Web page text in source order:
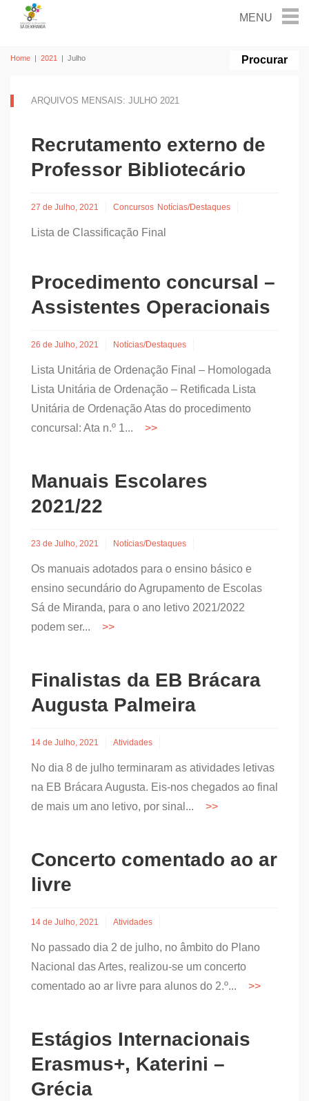
Home | 2021 | Julho
ARQUIVOS MENSAIS: JULHO 2021
Recrutamento externo de
Professor Bibliotecário
27 de Julho, 2021 Concursos Notícias/Destaques
Lista de Classificação Final
Procedimento concursal –
Assistentes Operacionais
26 de Julho, 2021 Notícias/Destaques
Lista Unitária de Ordenação Final – Homologada
Lista Unitária de Ordenação – Retificada Lista
Unitária de Ordenação Atas do procedimento
concursal: Ata n.º 1...
Manuais Escolares
2021/22
23 de Julho, 2021 Notícias/Destaques
Os manuais adotados para o ensino básico e
ensino secundário do Agrupamento de Escolas
Sá de Miranda, para o ano letivo 2021/2022
podem ser...
Finalistas da EB Brácara
Augusta Palmeira
14 de Julho, 2021 Atividades
No dia 8 de julho terminaram as atividades letivas
na EB Brácara Augusta. Eis-nos chegados ao final
de mais um ano letivo, por sinal...
Concerto comentado ao ar
livre
14 de Julho, 2021 Atividades
No passado dia 2 de julho, no âmbito do Plano
Nacional das Artes, realizou-se um concerto
comentado ao ar livre para alunos do 2.º...
Estágios Internacionais
Erasmus+, Katerini –
Grécia